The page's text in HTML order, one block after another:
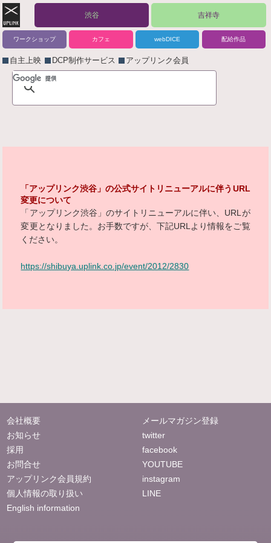
渋谷 吉祥寺
ワークショップ カフェ webDICE 配給作品
自主上映 DCP制作サービス アップリンク会員
「アップリンク渋谷」の公式サイトリニューアルに伴うURL
変更について
「アップリンク渋谷」のサイトリニューアルに伴い、URLが
変更となりました。お手数ですが、下記URLより情報をご覧
ください。
https://shibuya.uplink.co.jp/event/2012/2830
会社概要
お知らせ
採用
お問合せ
アップリンク会員規約
個人情報の取り扱い
English information
メールマガジン登録
twitter
facebook
YOUTUBE
instagram
LINE